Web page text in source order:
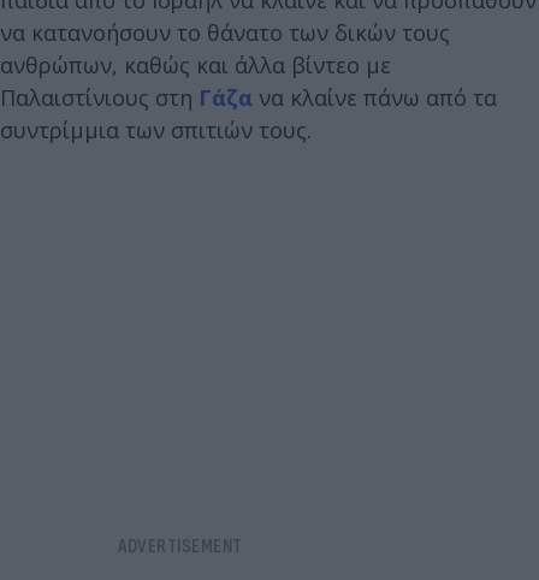
να κατανοήσουν το θάνατο των δικών τους
ανθρώπων, καθώς και άλλα βίντεο με
Παλαιστίνιους στη Γάζα να κλαίνε πάνω από τα
συντρίμμια των σπιτιών τους.